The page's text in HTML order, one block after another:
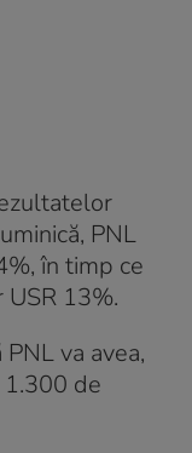
PNL
în timp ce
13%.
va avea,
de